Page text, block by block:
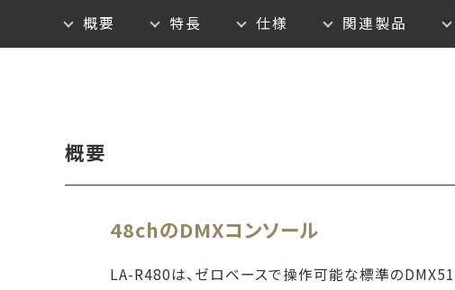
概要 特長 仕様 関連製品
概要
48chのDMXコンソール
LA-R480は、ゼロベースで操作可能な標準の